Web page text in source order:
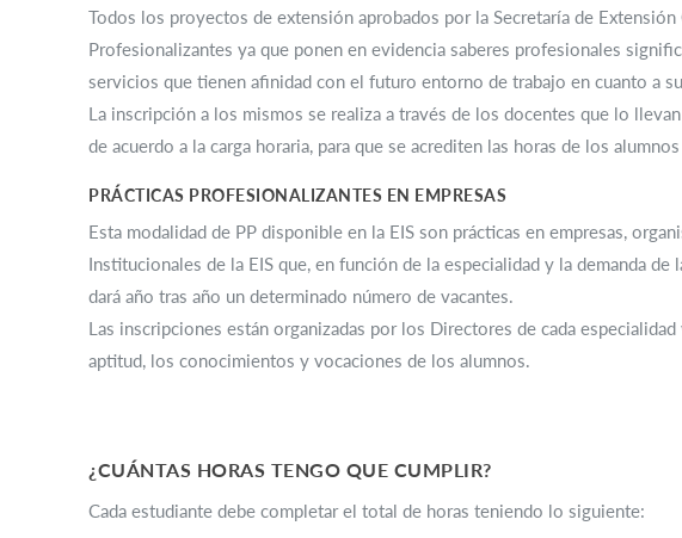
Todos los proyectos de extensión aprobados por la Secretaría de
Profesionalizantes ya que ponen en evidencia saberes profesionales
servicios que tienen afinidad con el futuro entorno de trabajo en cuanto a
La inscripción a los mismos se realiza a través de los docentes que lo
de acuerdo a la carga horaria, para que se acrediten las horas de los
PRÁCTICAS PROFESIONALIZANTES EN EMPRESAS
Esta modalidad de PP disponible en la EIS son prácticas en empresas,
Institucionales de la EIS que, en función de la especialidad y la demanda
dará año tras año un determinado número de vacantes.
Las inscripciones están organizadas por los Directores de cada
aptitud, los conocimientos y vocaciones de los alumnos.
¿CUÁNTAS HORAS TENGO QUE CUMPLIR?
Cada estudiante debe completar el total de horas teniendo lo siguiente: